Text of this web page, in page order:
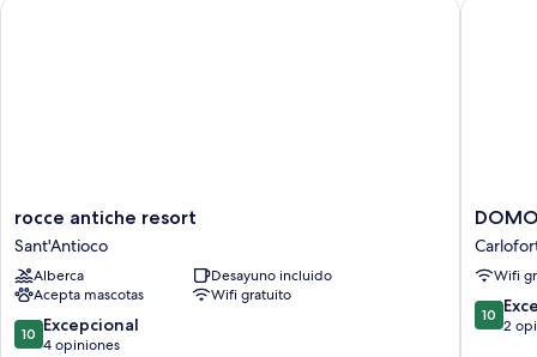
rocce
antiche
resort
Sant'Antioco
rocce antiche resort
Sant'Antioco
Alberca
Desayuno incluido
Acepta mascotas
Wifi gratuito
10.0
de
10 Excepcional
4 opiniones
DOMO
Wifi
10.0
de
10
2